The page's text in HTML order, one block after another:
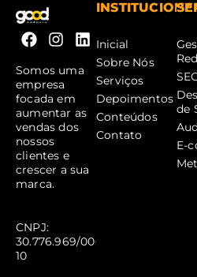
Somos uma
empresa
focada em
aumentar as
vendas dos
nossos
clientes e
crescer a sua
marca.
CNPJ:
30.776.969/0001-
10
Inicial
Sobre Nós
Serviços
Depoimentos
Conteúdos
Contato
de
E-